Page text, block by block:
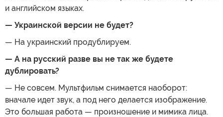
и английском языках.
— Украинской версии не будет?
— На украинский продублируем.
— А на русский разве вы не так же будете
дублировать?
— Не совсем. Мультфильм снимается наоборот:
вначале идет звук, а под него делается изображение.
Это большая работа — произношение и мимика лица.